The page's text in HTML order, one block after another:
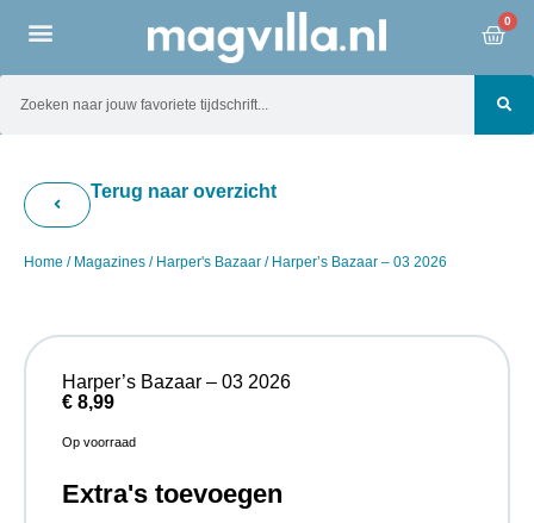
0
Terug naar overzicht
Home / Magazines / Harper's Bazaar / Harper’s Bazaar – 03 2026
Harper’s Bazaar – 03 2026
€ 8,99
Op voorraad
Extra's toevoegen